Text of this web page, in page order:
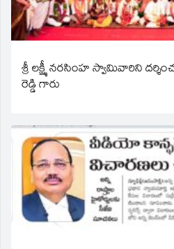
శ్రీ లక్ష్మీ నరసింహ స్వామివారిని
రెడ్డి గారు